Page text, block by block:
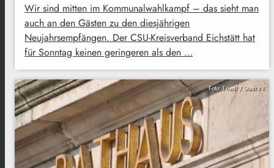
Wir sind mitten im Kommunalwahlkampf – das sieht man
auch an den Gästen zu den diesjährigen
Neujahrsempfängen. Der CSU-Kreisverband Eichstätt hat
für Sonntag keinen geringeren als den …
Foto: Friedl / Stadt IN